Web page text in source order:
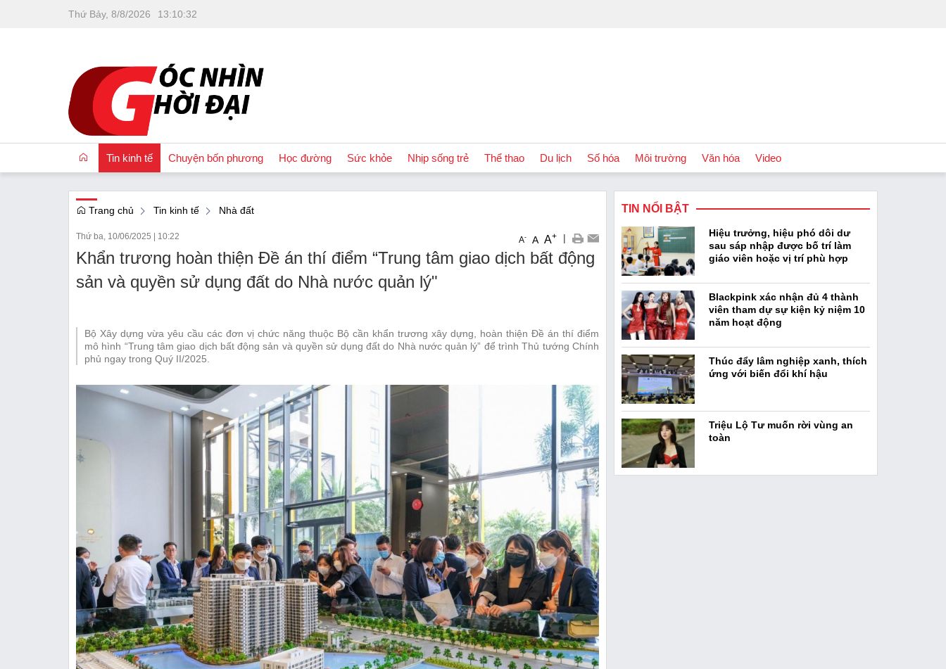
Thứ Bảy, 8/8/2026 13:10:33
Tin kinh tế
OCOP
Nhà đất
Emagazine
Chuyện bốn phương Học đường Sức khỏe Nhịp sống trẻ Thể thao Du lịch Số hóa Môi trường Văn hóa
Podcast
Video
Trang chủ Tin kinh tế Nhà đất
Thứ ba, 10/06/2025 | 10:22 A- A A+ |
Khẩn trương hoàn thiện Đề án thí điểm “Trung tâm giao dịch bất động
sản và quyền sử dụng đất do Nhà nước quản lý"
Bộ Xây dựng vừa yêu cầu các đơn vị chức năng thuộc Bộ cần khẩn trương xây dựng, hoàn thiện Đề án thí điểm
mô hình “Trung tâm giao dịch bất động sản và quyền sử dụng đất do Nhà nước quản lý” để trình Thủ tướng Chính
phủ ngay trong Quý II/2025.
TIN NỔI BẬT
Hiệu trưởng, hiệu phó dôi dư
sau sáp nhập được bố trí làm
giáo viên hoặc vị trí phù hợp
Blackpink xác nhận đủ 4 thành
viên tham dự sự kiện kỷ niệm 10
năm hoạt động
Thúc đẩy lâm nghiệp xanh, thích
ứng với biến đổi khí hậu
Triệu Lộ Tư muốn rời vùng an
toàn